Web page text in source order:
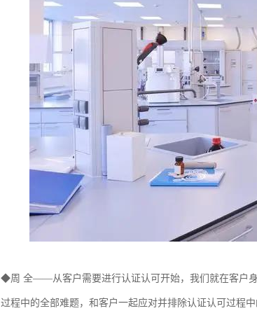
◆周 全——从客户需要进行认证认可开始，我们就在客户
过程中的全部难题，和客户一起应对并排除认证认可过程中